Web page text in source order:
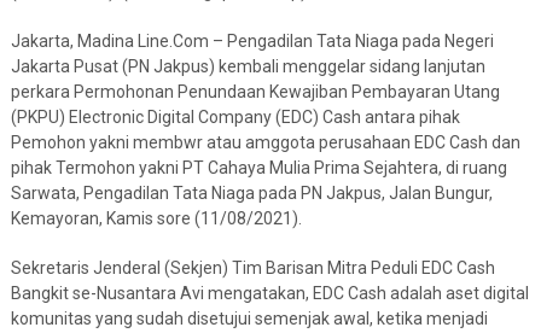
Jakarta, Madina Line.Com – Pengadilan Tata Niaga pada Negeri
Jakarta Pusat (PN Jakpus) kembali menggelar sidang lanjutan
perkara Permohonan Penundaan Kewajiban Pembayaran Utang
(PKPU) Electronic Digital Company (EDC) Cash antara pihak
Pemohon yakni membwr atau amggota perusahaan EDC Cash dan
pihak Termohon yakni PT Cahaya Mulia Prima Sejahtera, di ruang
Sarwata, Pengadilan Tata Niaga pada PN Jakpus, Jalan Bungur,
Kemayoran, Kamis sore (11/08/2021).
Sekretaris Jenderal (Sekjen) Tim Barisan Mitra Peduli EDC Cash
Bangkit se-Nusantara Avi mengatakan, EDC Cash adalah aset digital
komunitas yang sudah disetujui semenjak awal, ketika menjadi